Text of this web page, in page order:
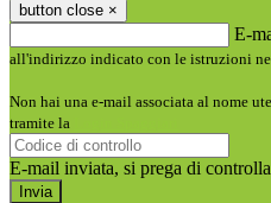
button close ×
E-
all'indirizzo indicato con le istruzioni
Non hai una e-mail associata al nome
tramite la
E-mail inviata, si prega di